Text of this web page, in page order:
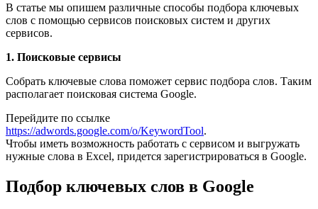
В статье мы опишем различные способы подбора ключевых
слов с помощью сервисов поисковых систем и других
сервисов.
1. Поисковые сервисы
Собрать ключевые слова поможет сервис подбора слов. Таким
располагает поисковая система Google.
Перейдите по ссылке
https://adwords.google.com/o/KeywordTool.
Чтобы иметь возможность работать с сервисом и выгружать
нужные слова в Excel, придется зарегистрироваться в Google.
Подбор ключевых слов в Google